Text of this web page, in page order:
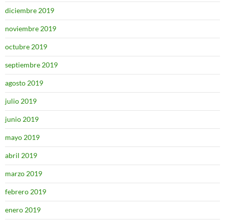
diciembre 2019
noviembre 2019
octubre 2019
septiembre 2019
agosto 2019
julio 2019
junio 2019
mayo 2019
abril 2019
marzo 2019
febrero 2019
enero 2019